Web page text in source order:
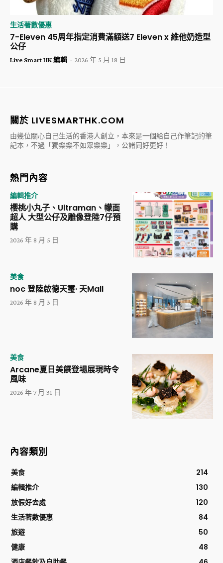
生活著數優惠
7-Eleven 45周年指定消費滿額送7 Eleven x 維他奶造型
公仔
Live Smart HK 編輯 - 2026 年 5 月 18 日
關於 LIVESMARTHK.COM
由幾位關心自己生活的香港人創立，本來是一個給自己作筆記的筆
記本，不過「獨樂樂不如眾樂樂」，公諸同好更好！
熱門內容
編輯推介
櫻桃小丸子、Ultraman、幪面
超人 大型公仔及雕像登陸7仔預
購
2026 年 8 月 5 日
美食
noc 登陸啟德天璽· 天Mall
2026 年 8 月 3 日
美食
Arcane夏日美饌登場展現時令
風味
2026 年 7 月 31 日
內容類別
美食
214
編輯推介
130
放假好去處
120
生活著數優惠
84
旅遊
50
健康
48